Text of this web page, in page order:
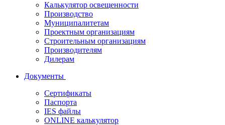
Калькулятор освещенности
Производство
Муниципалитетам
Проектным организациям
Строительным организациям
Производителям
Дилерам
Документы
Сертификаты
Паспорта
IES файлы
ONLINE калькулятор